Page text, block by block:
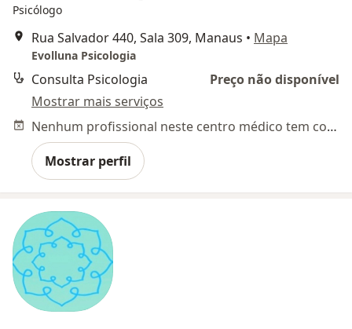
Psicólogo
Rua Salvador 440, Sala 309, Manaus • Mapa
Evolluna Psicologia
Consulta Psicologia
Preço não disponível
Mostrar mais serviços
Nenhum profissional neste centro médico tem consultas disponíveis
Mostrar perfil